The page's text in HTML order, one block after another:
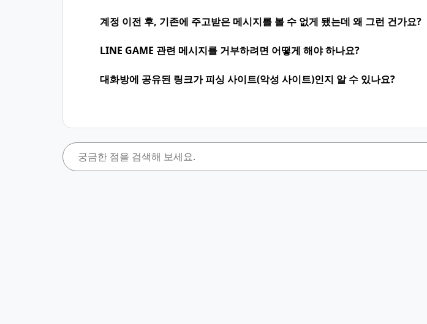
계정 이전 후, 기존에 주고받은 메시지를 볼 수 없게 됐는데 왜 그런 건가요?
LINE GAME 관련 메시지를 거부하려면 어떻게 해야 하나요?
대화방에 공유된 링크가 피싱 사이트(악성 사이트)인지 알 수 있나요?